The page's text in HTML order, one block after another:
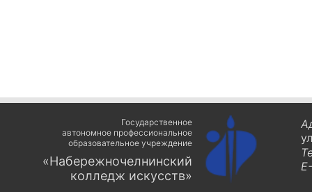
Государственное
автономное профессиональное
образовательное учреждение
«Набережночелнинский
колледж искусств»